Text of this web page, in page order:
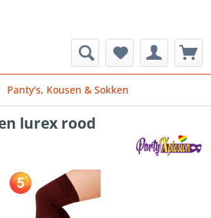
Panty's, Kousen & Sokken
lurex rood